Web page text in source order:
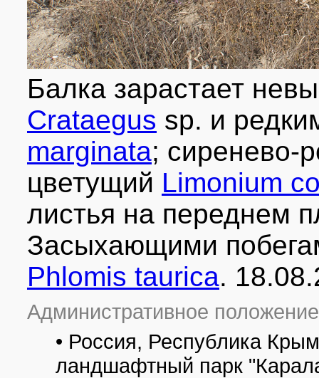
Балка зарастает
Crataegus sp. и
marginata; сиренево-
цветущий Limonium
листья на переднем
Засыхающими
Phlomis taurica.
Административное
• Россия, Республика
ландшафтный парк